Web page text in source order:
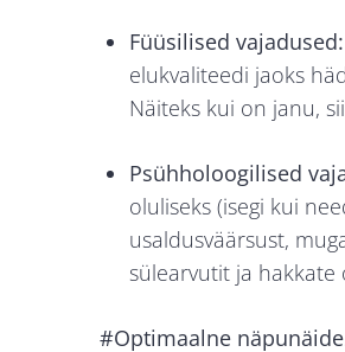
Füüsilised vajadused:
elukvaliteedi jaoks
Näiteks kui on janu,
Psühholoogilised
oluliseks (isegi kui
usaldusväärsust,
sülearvutit ja
#Optimaalne näpunäide